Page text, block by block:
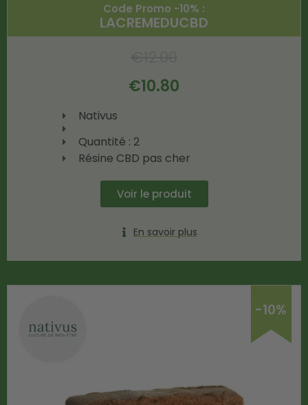
Code Promo -10% :
LACREMEDUCBD
€10.80
Nativus
Quantité : 2
Résine CBD pas cher
Voir le produit
En savoir plus
-10%